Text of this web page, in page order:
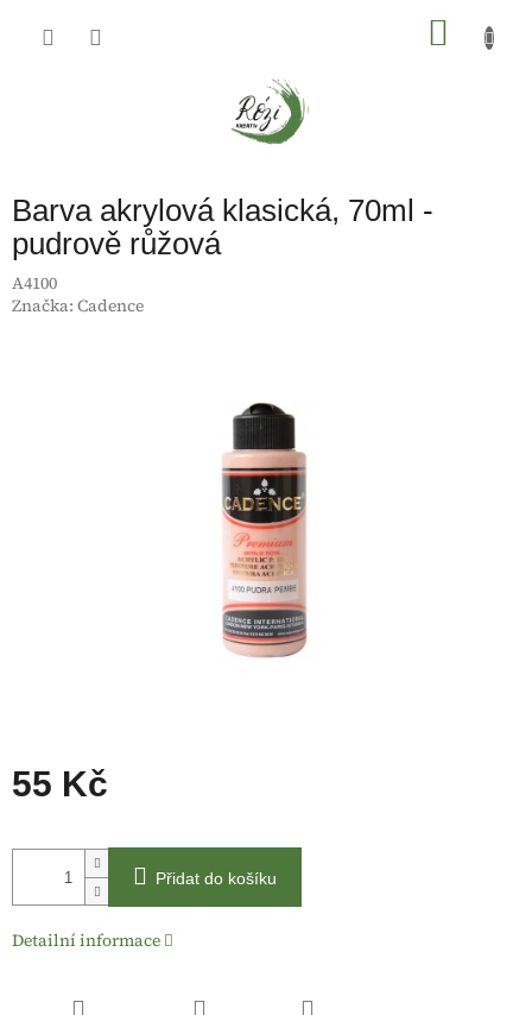
Barva akrylová klasická, 70ml -
pudrově růžová
A4100
Značka: Cadence
55 Kč
cena:
Přidat do košíku
Detailní informace